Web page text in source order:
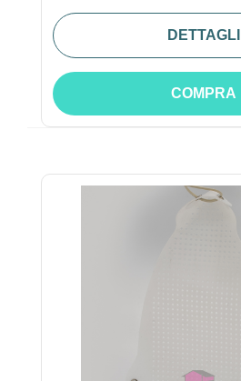
DETTAGLI
COMPRA